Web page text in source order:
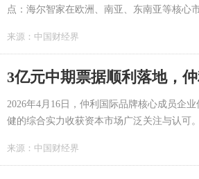
点：海尔智家在欧洲、南亚、东南亚等核心
来源： 中国财经界
3亿元中期票据顺利落地，
2026年4月16日，仲利国际品牌核心成员企
健的综合实力收获资本市场广泛关注与认可
来源： 中国财经界